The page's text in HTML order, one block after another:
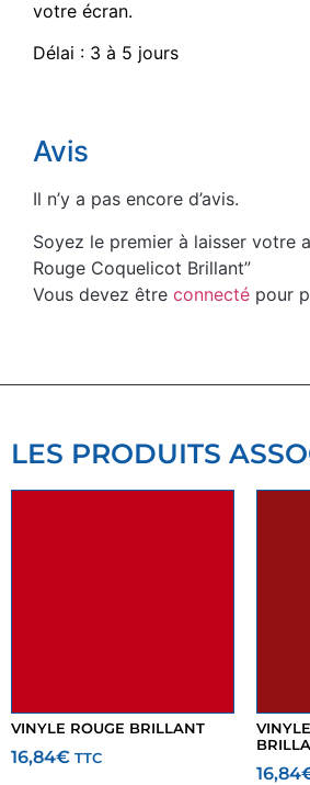
votre écran.
Délai : 3 à 5 jours
Avis
Il n’y a pas encore d’avis.
Soyez le premier à laisser votre
Rouge Coquelicot Brillant”
Vous devez être connecté pour
LES PRODUITS
VINYLE ROUGE BRILLANT
16,84€ TTC
16,84